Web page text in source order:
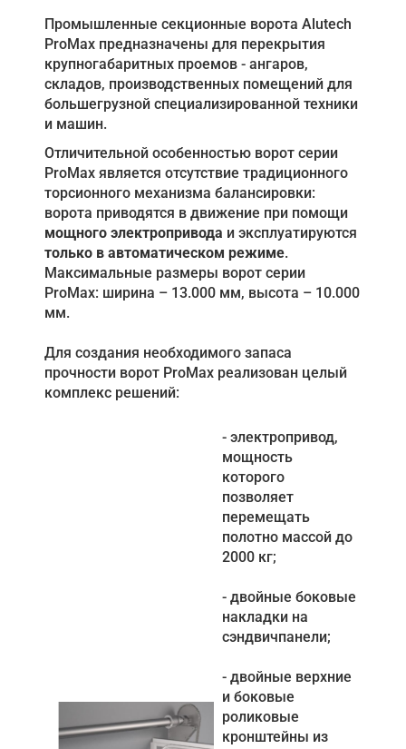
Промышленные секционные ворота Alutech
ProMax предназначены для перекрытия
крупногабаритных проемов - ангаров,
складов, производственных помещений для
большегрузной специализированной техники
и машин.
Отличительной особенностью ворот серии
ProMax является отсутствие традиционного
торсионного механизма балансировки:
ворота приводятся в движение при помощи
мощного электропривода и эксплуатируются
только в автоматическом режиме.
Максимальные размеры ворот серии
ProMaх: ширина – 13.000 мм, высота – 10.000
мм.
Для создания необходимого запаса
прочности ворот ProMax реализован целый
комплекс решений:
- электропривод,
мощность
которого
позволяет
перемещать
полотно массой до
2000 кг;
- двойные боковые
накладки на
сэндвичпанели;
- двойные верхние
и боковые
роликовые
кронштейны из